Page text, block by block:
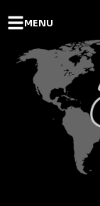
MENU